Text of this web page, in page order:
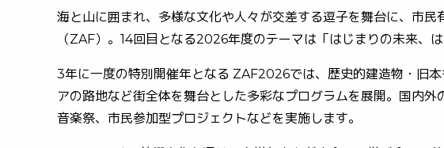
海と山に囲まれ、多様な文化や人々が交差する逗子を舞台に、市
（ZAF）。14回目となる2026年度のテーマは「はじまりの未来、は
3年に一度の特別開催年となる ZAF2026では、歴史的建造物・旧
アの路地など街全体を舞台とした多彩なプログラムを展開。国内
音楽祭、市民参加型プロジェクトなどを実施します。